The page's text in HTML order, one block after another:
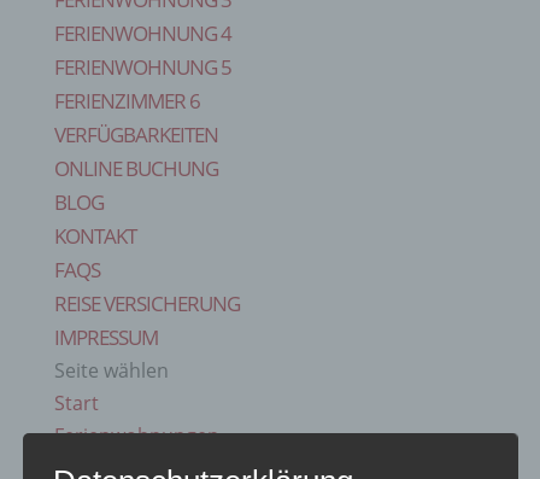
FERIENWOHNUNG 4
FERIENWOHNUNG 5
FERIENZIMMER 6
VERFÜGBARKEITEN
ONLINE BUCHUNG
BLOG
KONTAKT
FAQS
REISE VERSICHERUNG
IMPRESSUM
Seite wählen
Start
Ferienwohnungen
Ferienwohnung 1